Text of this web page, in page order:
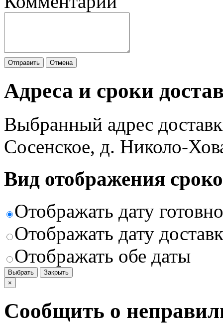
Отправить Отмена
Адреса и сроки
Выбранный адрес
Сосенское, д. Николо-
Вид отображения
Отображать дату
Отображать дату
Отображать обе даты
Выбрать
Закрыть
×
Сообщить о